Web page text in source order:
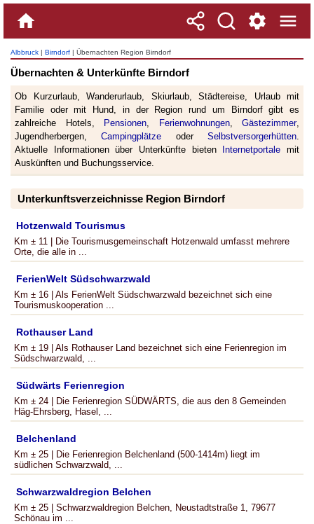
Albbruck | Birndorf | Übernachten Region Birndorf
Übernachten & Unterkünfte Birndorf
Ob Kurzurlaub, Wanderurlaub, Skiurlaub, Städtereise, Urlaub mit
Familie oder mit Hund, in der Region rund um Birndorf gibt es
zahlreiche Hotels,
Pensionen, Ferienwohnungen, Gästezimmer,
Jugendherbergen,Campingplätze oderSelbstversorgerhütten.
Aktuelle Informationen über Unterkünfte bieten
Internetportale mit
Auskünften und Buchungsservice.
Unterkunftsverzeichnisse Region Birndorf
Hotzenwald Tourismus
Km ± 11 | Die Tourismusgemeinschaft Hotzenwald umfasst mehrere
Orte, die alle in ...
FerienWelt Südschwarzwald
Km ± 16 | Als FerienWelt Südschwarzwald bezeichnet sich eine
Tourismuskooperation ...
Rothauser Land
Km ± 19 | Als Rothauser Land bezeichnet sich eine Ferienregion im
Südschwarzwald, ...
Südwärts Ferienregion
Km ± 24 | Die Ferienregion SÜDWÄRTS, die aus den 8 Gemeinden
Häg-Ehrsberg, Hasel, ...
Belchenland
Km ± 25 | Die Ferienregion Belchenland (500-1414m) liegt im
südlichen Schwarzwald, ...
Schwarzwaldregion Belchen
Km ± 25 | Schwarzwaldregion Belchen, Neustadtstraße 1, 79677
Schönau im ...